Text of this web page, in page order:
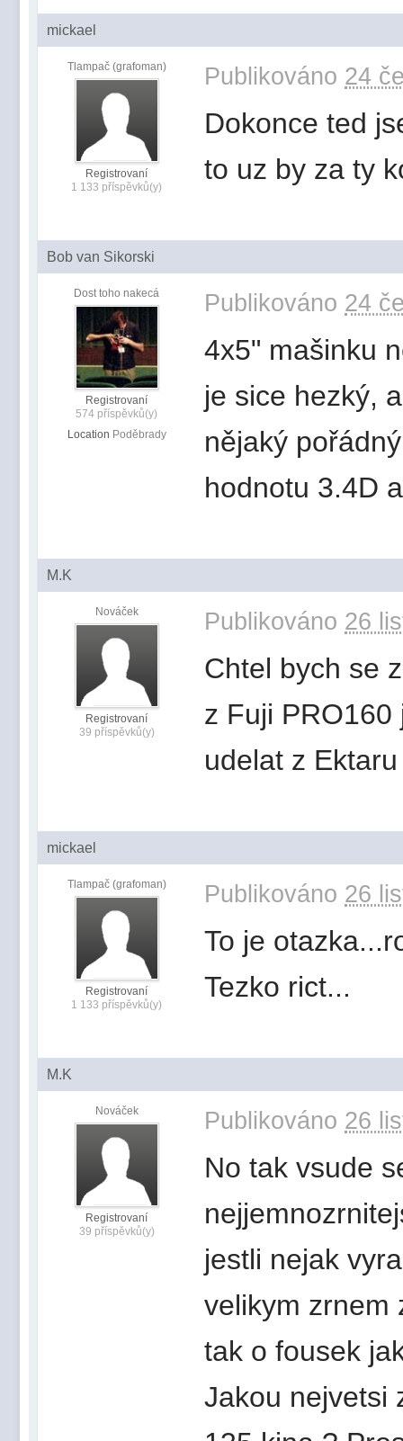
mickael
Tlampač (grafoman)
Registrovaní
1 133 příspěvků(y)
Publikováno 24
Dokonce ted
to uz by za ty
Bob van Sikorski
Dost toho nakecá
Registrovaní
574 příspěvků(y)
Location Poděbrady
Publikováno 24
4x5" mašinku
je sice hezký,
nějaký
hodnotu 3.4D
M.K
Nováček
Registrovaní
39 příspěvků(y)
Publikováno 26
Chtel bych se
z Fuji
udelat z
mickael
Tlampač (grafoman)
Registrovaní
1 133 příspěvků(y)
Publikováno 26
To je
Tezko rict...
M.K
Nováček
Registrovaní
39 příspěvků(y)
Publikováno 26
No tak vsude
jestli nejak
velikym zrnem
tak o fousek
Jakou nejvetsi